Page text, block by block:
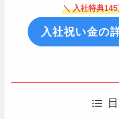
＼ 入社特典
入社祝い金の